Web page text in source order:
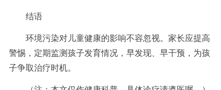
结语
环境污染对儿童健康的影响不容忽视。家长应提高
警惕，定期监测孩子发育情况，早发现、早干预，为孩
子争取治疗时机。